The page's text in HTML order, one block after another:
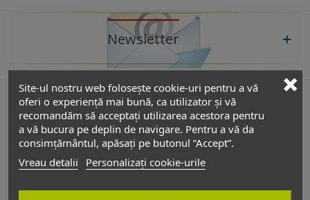
Site-ul nostru web folosește cookie-uri pentru a vă
oferi o experiență mai bună, ca utilizator și vă
recomandăm să acceptați utilizarea acestora pentru
a vă bucura pe deplin de navigare. Pentru a vă da
consimțământul, apăsați pe butonul ”Accept”.
Vreau detalii
Personalizați cookie-urile
Newsletter
De interes
Catalog